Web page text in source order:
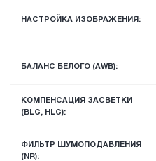
НАСТРОЙКА ИЗОБРАЖЕНИЯ:
БАЛАНС БЕЛОГО (AWB):
КОМПЕНСАЦИЯ ЗАСВЕТКИ
(BLC, HLC):
ФИЛЬТР ШУМОПОДАВЛЕНИЯ
(NR):